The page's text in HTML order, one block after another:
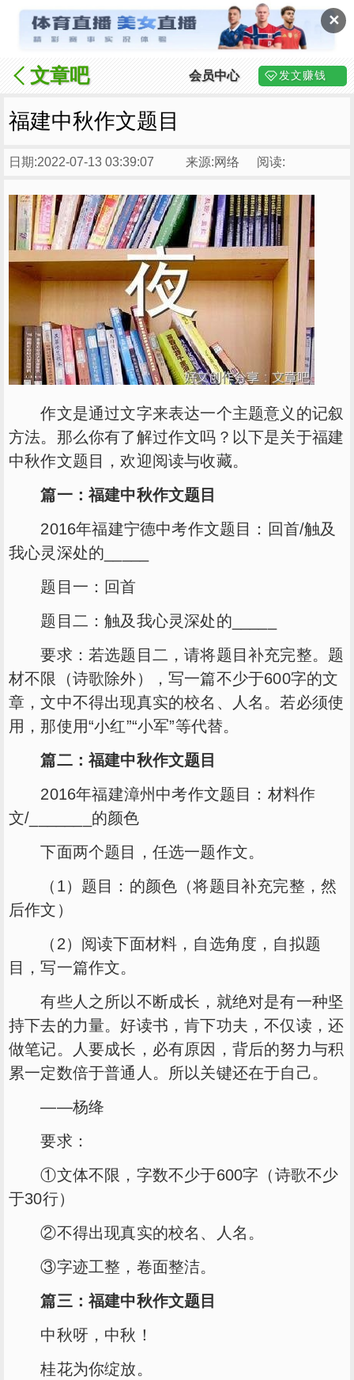
✕
文章吧 会员中心 发文赚钱
福建中秋作文题目
日期:2022-07-13 03:39:07 来源:网络 阅读:
作文是通过文字来表达一个主题意义的记叙
方法。那么你有了解过作文吗？以下是关于福建
中秋作文题目，欢迎阅读与收藏。
篇一：福建中秋作文题目
2016年福建宁德中考作文题目：回首/触及
我心灵深处的_____
题目一：回首
题目二：触及我心灵深处的_____
要求：若选题目二，请将题目补充完整。题
材不限（诗歌除外），写一篇不少于600字的文
章，文中不得出现真实的校名、人名。若必须使
用，那使用“小红”“小军”等代替。
篇二：福建中秋作文题目
2016年福建漳州中考作文题目：材料作
文/_______的颜色
下面两个题目，任选一题作文。
（1）题目：的颜色（将题目补充完整，然
后作文）
（2）阅读下面材料，自选角度，自拟题
目，写一篇作文。
有些人之所以不断成长，就绝对是有一种坚
持下去的力量。好读书，肯下功夫，不仅读，还
做笔记。人要成长，必有原因，背后的努力与积
累一定数倍于普通人。所以关键还在于自己。
——杨绛
要求：
①文体不限，字数不少于600字（诗歌不少
于30行）
②不得出现真实的校名、人名。
③字迹工整，卷面整洁。
篇三：福建中秋作文题目
中秋呀，中秋！
桂花为你绽放。